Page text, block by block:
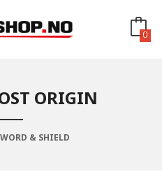
0
ORIGIN
& SHIELD